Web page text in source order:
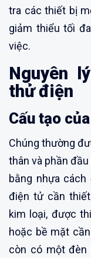
tra các thiết bị
giảm thiểu tối
việc.
Nguyên
thử điện
Cấu tạo
Chúng thường
thân và phần
bằng nhựa
điện tử cần
kim loại, được
hoặc bề mặt
còn có một đèn